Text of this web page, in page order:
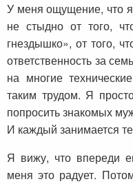
У меня ощущение, что
не стыдно от того,
гнездышко», от того,
ответственность за
на многие
таким трудом. Я
попросить знакомых
И каждый занимается
Я вижу, что впереди
меня это радует.